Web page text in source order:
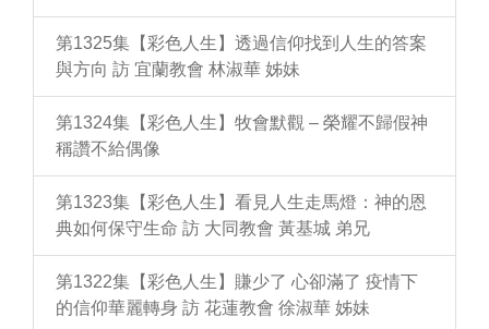
第1325集【彩色人生】透過信仰找到人生的答案
與方向 訪 宜蘭教會 林淑華 姊妹
第1324集【彩色人生】牧會默觀 – 榮耀不歸假神
稱讚不給偶像
第1323集【彩色人生】看見人生走馬燈：神的恩
典如何保守生命 訪 大同教會 黃基城 弟兄
第1322集【彩色人生】賺少了 心卻滿了 疫情下
的信仰華麗轉身 訪 花蓮教會 徐淑華 姊妹